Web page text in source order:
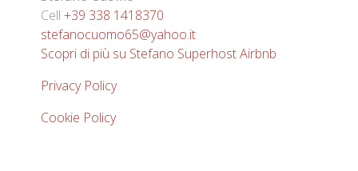
Cell+39 338 1418370
stefanocuomo65@yahoo.it
Scopri di più su Stefano Superhost Airbnb
Privacy Policy
Cookie Policy